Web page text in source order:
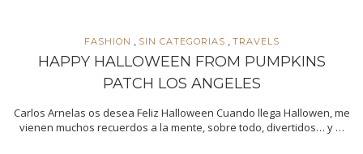
FASHION SIN CATEGORIAS TRAVELS
HAPPY HALLOWEEN FROM PUMPKINS
PATCH LOS ANGELES
Carlos Arnelas os desea Feliz Halloween Cuando llega Hallowen, me
vienen muchos recuerdos a la mente, sobre todo, divertidos… y …